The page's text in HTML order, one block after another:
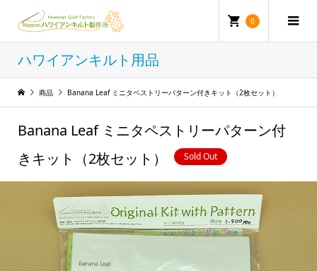
0
ハワイアンキルト用品
商品 Banana Leaf ミニタペストリーパターン付きキット（2枚セット）
Banana Leaf ミニタペストリーパターン付
きキット（2枚セット）
Sold Out